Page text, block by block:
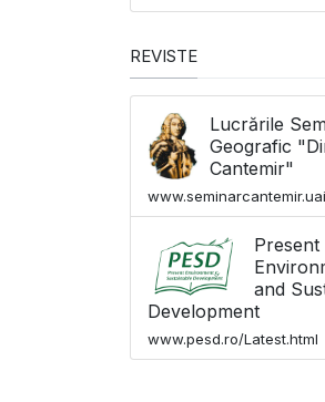
REVISTE
Lucrările
Geografic
Cantemir"
Present
and
Development
www.pesd.ro/Latest.html